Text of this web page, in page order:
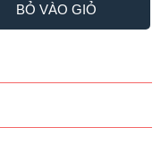
BỎ VÀO GIỎ